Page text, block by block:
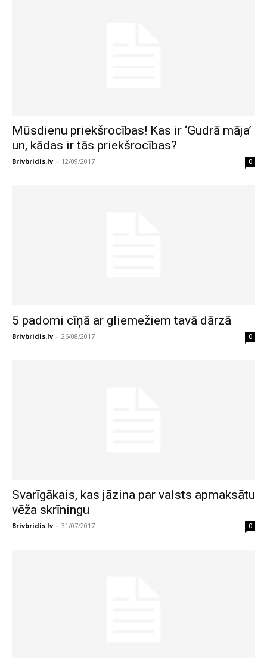
Mūsdienu priekšrocības! Kas ir ‘Gudrā māja’
un, kādas ir tās priekšrocības?
Brivbridis.lv - 12/09/2017 0
5 padomi cīņā ar gliemežiem tavā dārzā
Brivbridis.lv - 26/08/2017 0
Svarīgākais, kas jāzina par valsts apmaksātu
vēža skrīningu
Brivbridis.lv - 31/07/2017 0